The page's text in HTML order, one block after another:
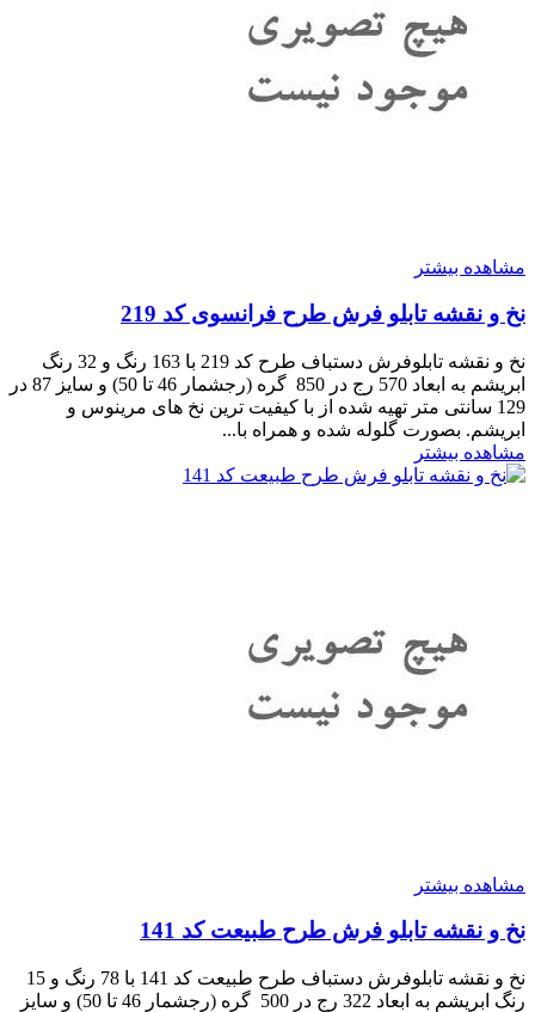
مشاهده بیشتر
نخ و نقشه تابلو فرش طرح فرانسوی کد 219
نخ و نقشه تابلوفرش دستباف طرح کد 219 با 163 رنگ و 32 رنگ
ابریشم به ابعاد 570 رج در 850 گره (رجشمار 46 تا 50) و سایز 87 در
129 سانتی متر تهیه شده از با کیفیت ترین نخ های مرینوس و
ابریشم. بصورت گلوله شده و همراه با...
مشاهده بیشتر
مشاهده بیشتر
نخ و نقشه تابلو فرش طرح طبیعت کد 141
نخ و نقشه تابلوفرش دستباف طرح طبیعت کد 141 با 78 رنگ و 15
رنگ ابریشم به ابعاد 322 رج در 500 گره (رجشمار 46 تا 50) و سایز